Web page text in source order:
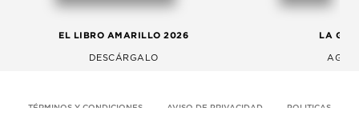
EL LIBRO AMARILLO 2026
DESCÁRGALO
LA
TÉRMINOS Y CONDICIONES AVISO DE PRIVACIDAD POLITICAS